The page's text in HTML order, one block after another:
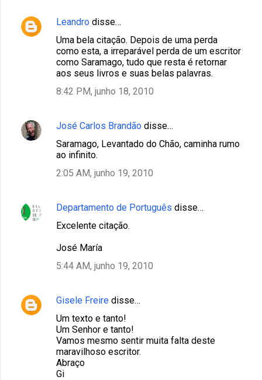
C
á
r
Leandro disse…
Uma bela citação. Depois de uma perda
como esta, a irreparável perda de um escritor
como Saramago, tudo que resta é retornar
aos seus livros e suas belas palavras.
8:42 PM, junho 18, 2010
José Carlos Brandão disse…
Saramago, Levantado do Chão, caminha rumo
ao infinito.
2:05 AM, junho 19, 2010
Departamento de Português disse…
Excelente citação.
José María
5:44 AM, junho 19, 2010
Gisele Freire disse…
Um texto e tanto!
Um Senhor e tanto!
Vamos mesmo sentir muita falta deste
maravilhoso escritor.
Abraço
Gi